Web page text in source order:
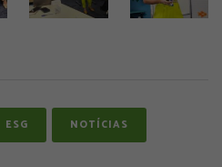
ESG NOTÍCIAS